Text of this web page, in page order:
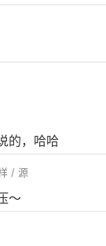
的，哈哈
/ 源
～